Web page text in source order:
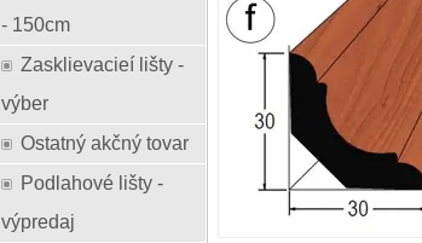
- 150cm
Zasklievacieí lišty -
výber
Ostatný akčný tovar
Podlahové lišty -
výpredaj